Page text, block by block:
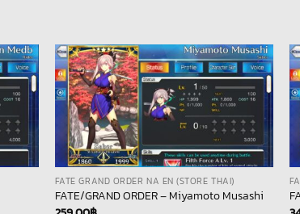
FATE GRAND ORDER NA EN (STORE THAI)
FATE/GRAND ORDER – Miyamoto Musashi